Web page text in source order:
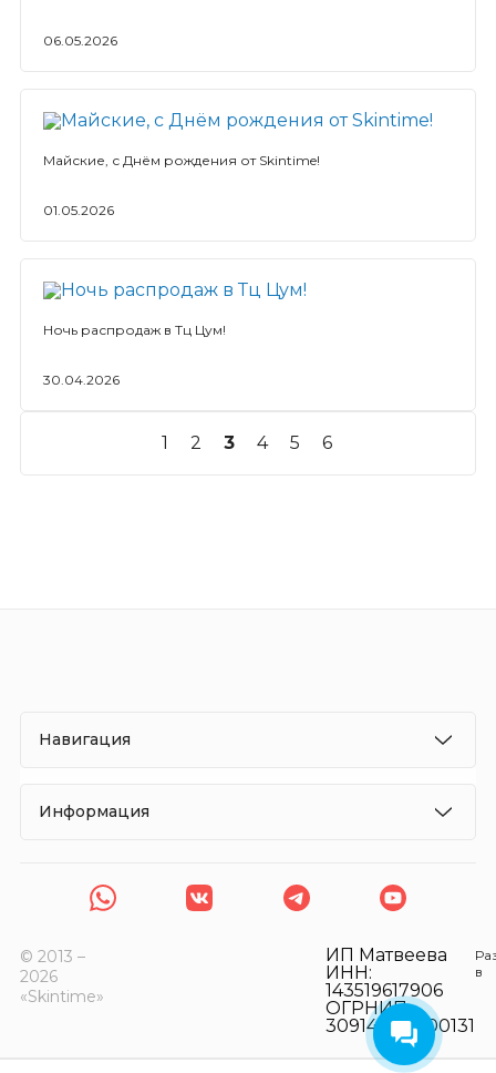
06.05.2026
Майские, с Днём рождения от Skintime!
01.05.2026
Ночь распродаж в Тц Цум!
30.04.2026
1 2 3 4 5 6
Навигация
Информация
© 2013 –
2026
«Skintime»
ИП Матвеева
ИНН:
143519617906
ОГРНИП:
309143517400131
в